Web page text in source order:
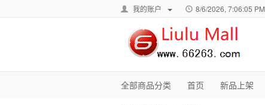
我的账户 8/6/2026, 7:06:05 PM
全部商品分类 首页 新品上架